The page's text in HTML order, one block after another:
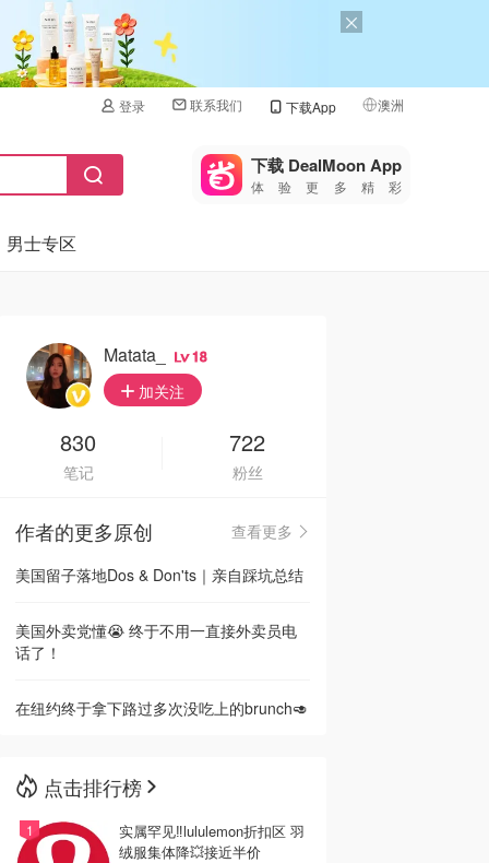
登录 联系我们 下载App 澳洲
🇺🇸
🇨🇳 中国
🇮🇹
🇦🇺
🇳🇿新西兰
下载 DealMoon App
体验更多精彩
男士专区
Matata_ 18
加关注
830
笔记
722
粉丝
作者的更多原创
查看更多
美国留子落地Dos & Don'ts｜亲自踩坑总结
美国外卖党懂😭 终于不用一直接外卖员电
话了！
在纽约终于拿下路过多次没吃上的brunch🥑
点击排行榜
实属罕见‼️lululemon折扣区 羽
绒服集体降💥接近半价